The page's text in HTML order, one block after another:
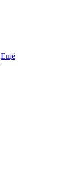
Ещё